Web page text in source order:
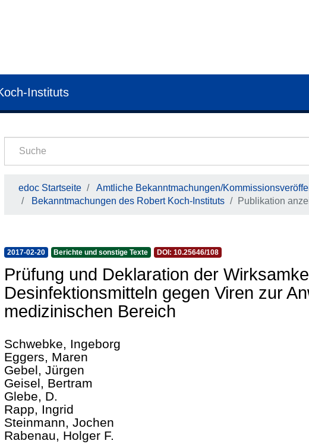
Instituts
edoc Startseite
Amtliche Bekanntmachungen/
Bekanntmachungen des Robert Koch-Instituts
Publikation
2017-02-20 Berichte und sonstige Texte DOI: 10.25646/108
Prüfung und Deklaration der
Desinfektionsmitteln gegen Viren zur
medizinischen Bereich
Schwebke, Ingeborg
Eggers, Maren
Gebel, Jürgen
Geisel, Bertram
Glebe, D.
Rapp, Ingrid
Steinmann, Jochen
Rabenau, Holger F.